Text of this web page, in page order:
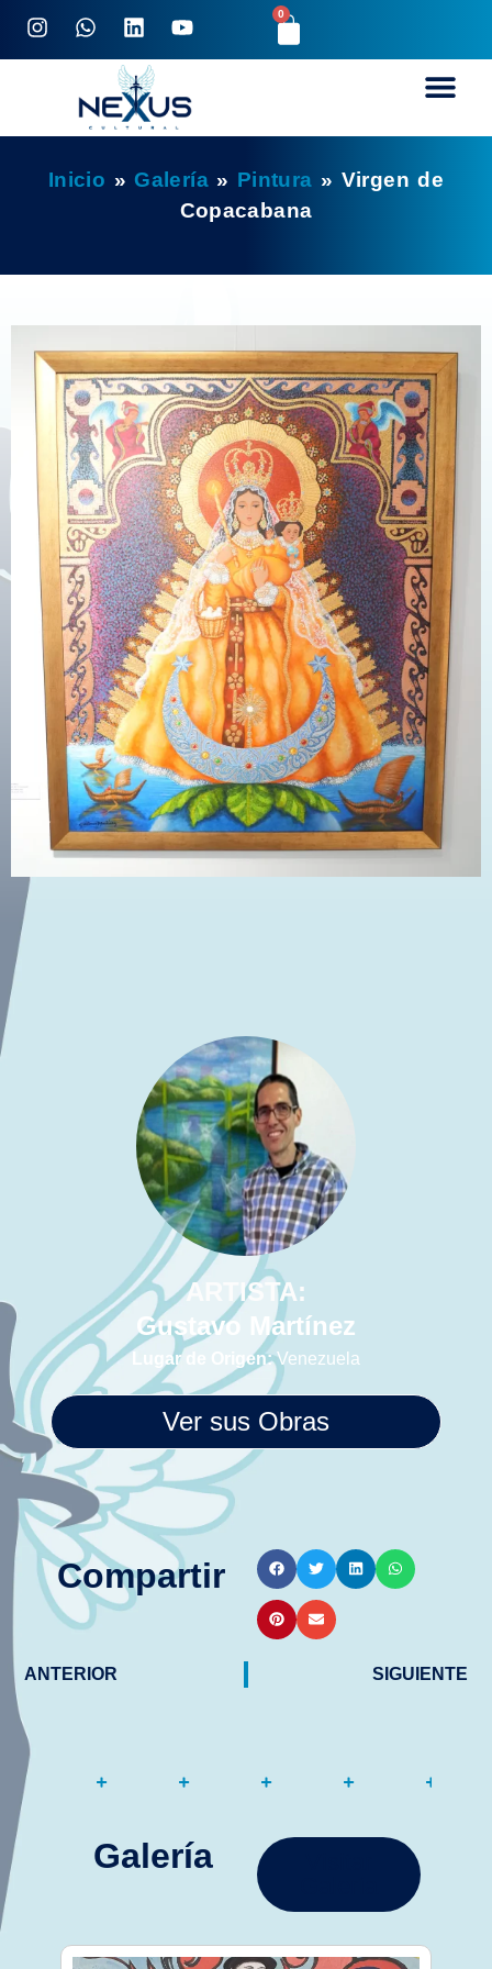
0
Inicio » Galería» Pintura » Virgen de
Copacabana
ARTISTA:
Gustavo Martínez
Lugar de Origen:Venezuela
Ver sus Obras
Compartir
ANTERIOR SIGUIENTE
Galería